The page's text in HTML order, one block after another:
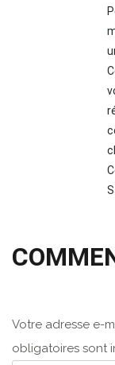
Votre adresse e-
obligatoires sont